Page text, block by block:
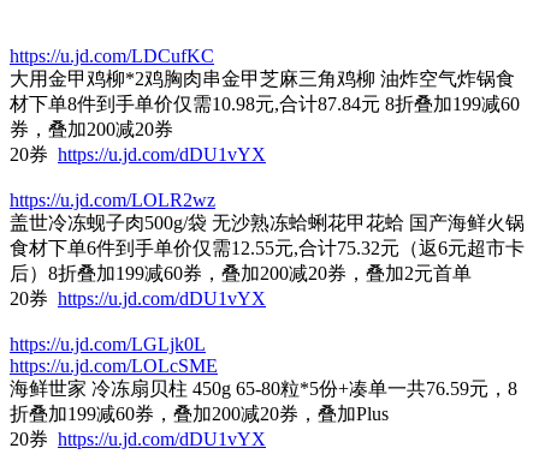
https://u.jd.com/LDCufKC
大用金甲鸡柳*2鸡胸肉串金甲芝麻三角鸡柳 油炸空气炸锅食
材下单8件到手单价仅需10.98元,合计87.84元 8折叠加199减60
券，叠加200减20券
20券 https://u.jd.com/dDU1vYX
https://u.jd.com/LOLR2wz
盖世冷冻蚬子肉500g/袋 无沙熟冻蛤蜊花甲花蛤 国产海鲜火锅
食材下单6件到手单价仅需12.55元,合计75.32元（返6元超市卡
后）8折叠加199减60券，叠加200减20券，叠加2元首单
20券 https://u.jd.com/dDU1vYX
https://u.jd.com/LGLjk0L
https://u.jd.com/LOLcSME
海鲜世家 冷冻扇贝柱 450g 65-80粒*5份+凑单一共76.59元，8
折叠加199减60券，叠加200减20券，叠加Plus
20券 https://u.jd.com/dDU1vYX